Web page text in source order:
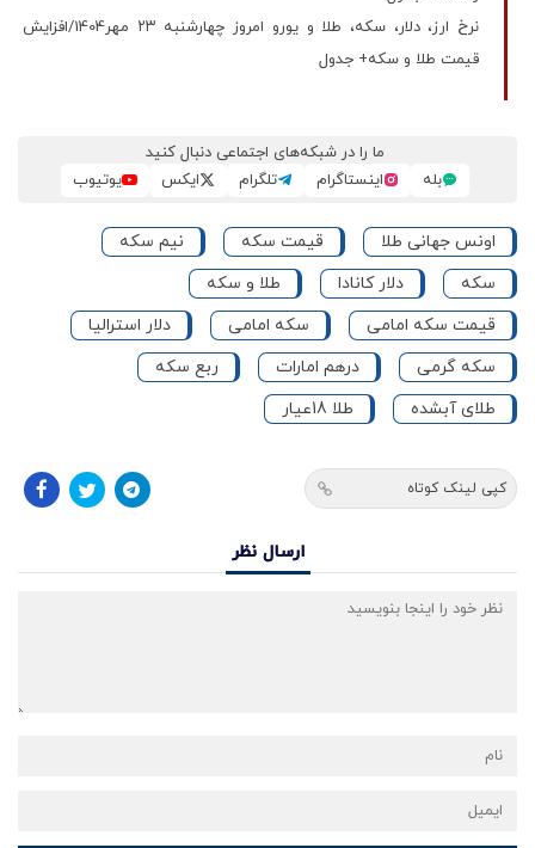
نرخ ارز، دلار، سکه، طلا و یورو امروز چهارشنبه ۲۳ مهر1404/افزایش
قیمت طلا و سکه+ جدول
ما را در شبکه‌های اجتماعی دنبال کنید
بله
اینستاگرام تلگرام ایکس یوتیوب
اونس جهانی طلا قیمت سکه
نیم سکه
سکه
دلار کانادا
طلا و سکه
قیمت سکه امامی
سکه امامی
دلار استرالیا
سکه گرمی
درهم امارات
ربع سکه
طلای آبشده
طلا 18عیار
کپی لینک کوتاه
ارسال نظر